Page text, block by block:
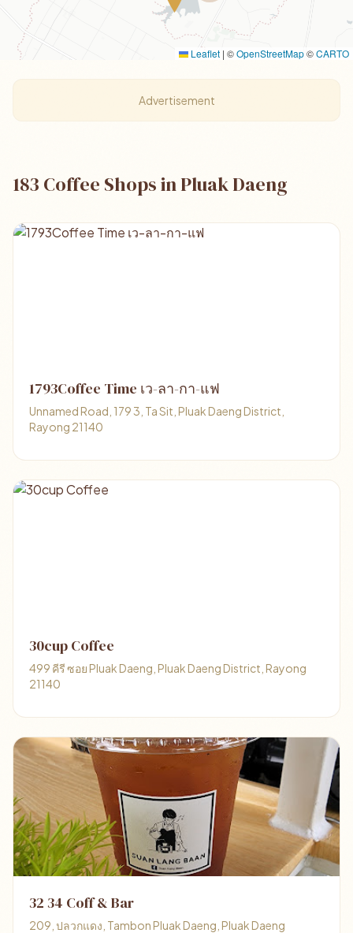
Leaflet | ©OpenStreetMap©CARTO
Advertisement
183 Coffee Shops in Pluak Daeng
1793Coffee Time เว-ลา-กา-แฟ
Unnamed Road, 179 3, Ta Sit, Pluak Daeng District,
Rayong 21140
30cup Coffee
499 คีรี ซอย Pluak Daeng, Pluak Daeng District, Rayong
21140
32 34 Coff & Bar
209, ปลวกแดง, Tambon Pluak Daeng, Pluak Daeng